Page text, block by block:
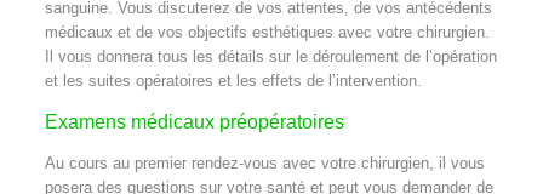
sanguine. Vous discuterez de vos attentes, de vos antécédents
médicaux et de vos objectifs esthétiques avec votre chirurgien.
Il vous donnera tous les détails sur le déroulement de l’opération
et les suites opératoires et les effets de l’intervention.
Examens médicaux préopératoires
Au cours au premier rendez-vous avec votre chirurgien, il vous
posera des questions sur votre santé et peut vous demander de